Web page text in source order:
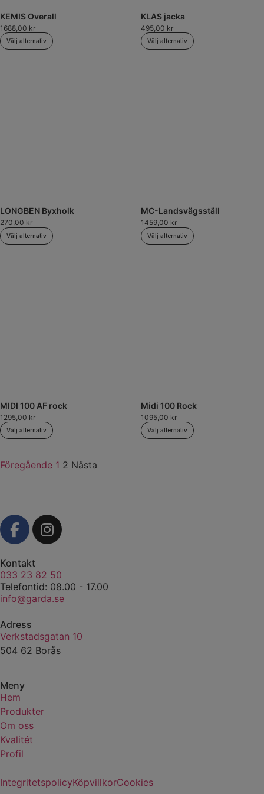
KEMIS Overall
1688,00 kr
Välj alternativ
KLAS jacka
495,00 kr
Välj alternativ
LONGBEN Byxholk
270,00 kr
Välj alternativ
MC-Landsvägsställ
1459,00 kr
Välj alternativ
MIDI 100 AF rock
1295,00 kr
Välj alternativ
Midi 100 Rock
1095,00 kr
Välj alternativ
Föregående 1 2 Nästa
Kontakt
033 23 82 50
Telefontid: 08.00 - 17.00
info@garda.se
Adress
Verkstadsgatan 10
504 62 Borås
Meny
Hem
Produkter
Om oss
Kvalitét
Profil
IntegritetspolicyKöpvillkorCookies